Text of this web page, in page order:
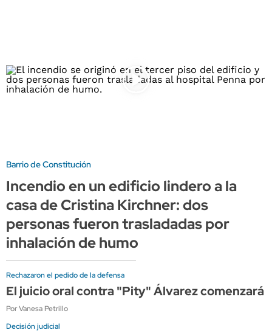
Barrio de Constitución
Incendio en un edificio lindero a la
casa de Cristina Kirchner: dos
personas fueron trasladadas por
inhalación de humo
Rechazaron el pedido de la defensa
El juicio oral contra "Pity" Álvarez comenzará
Por Vanesa Petrillo
Decisión judicial